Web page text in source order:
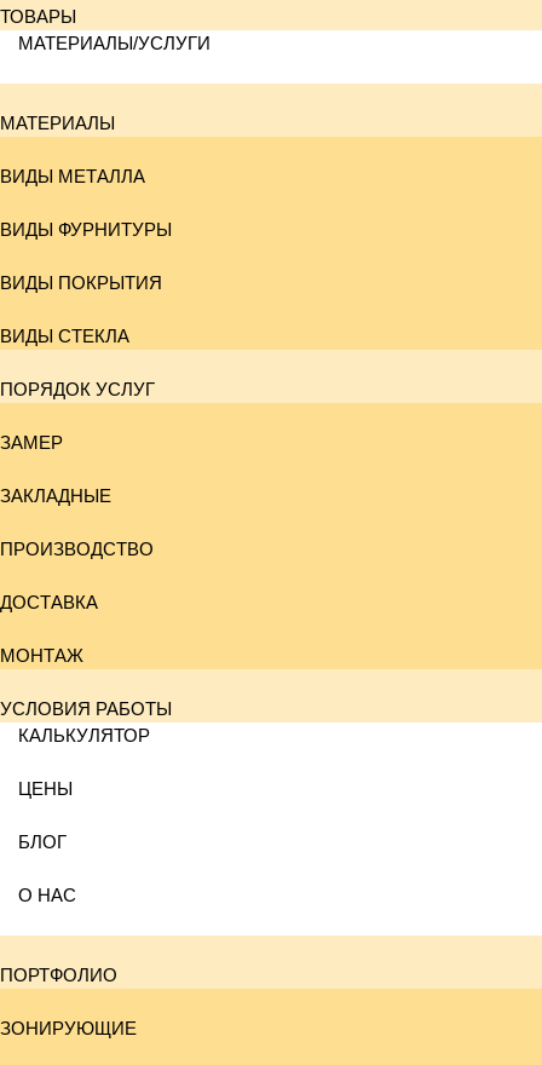
ТОВАРЫ
МАТЕРИАЛЫ/УСЛУГИ
МАТЕРИАЛЫ
ВИДЫ МЕТАЛЛА
ВИДЫ ФУРНИТУРЫ
ВИДЫ ПОКРЫТИЯ
ВИДЫ СТЕКЛА
ПОРЯДОК УСЛУГ
ЗАМЕР
ЗАКЛАДНЫЕ
ПРОИЗВОДСТВО
ДОСТАВКА
МОНТАЖ
УСЛОВИЯ РАБОТЫ
КАЛЬКУЛЯТОР
ЦЕНЫ
БЛОГ
О НАС
ПОРТФОЛИО
ЗОНИРУЮЩИЕ